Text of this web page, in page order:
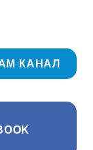
КАНАЛ